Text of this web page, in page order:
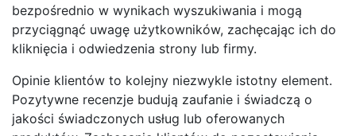
bezpośrednio w wynikach wyszukiwania i mogą
przyciągnąć uwagę użytkowników, zachęcając ich do
kliknięcia i odwiedzenia strony lub firmy.
Opinie klientów to kolejny niezwykle istotny element.
Pozytywne recenzje budują zaufanie i świadczą o
jakości świadczonych usług lub oferowanych